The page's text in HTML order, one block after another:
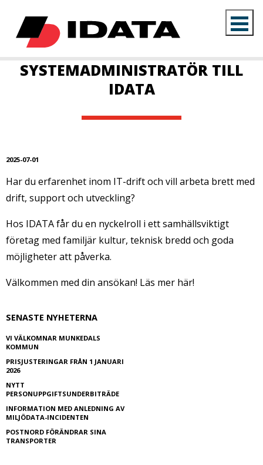
SYSTEMADMINISTRATÖR TILL
IDATA
2025-07-01
Har du erfarenhet inom IT-drift och vill arbeta brett med
drift, support och utveckling?
Hos IDATA får du en nyckelroll i ett samhällsviktigt
företag med familjär kultur, teknisk bredd och goda
möjligheter att påverka.
Välkommen med din ansökan! Läs mer här!
SENASTE NYHETERNA
VI VÄLKOMNAR MUNKEDALS
KOMMUN
PRISJUSTERINGAR FRÅN 1 JANUARI
2026
NYTT
PERSONUPPGIFTSUNDERBITRÄDE
INFORMATION MED ANLEDNING AV
MILJÖDATA-INCIDENTEN
POSTNORD FÖRÄNDRAR SINA
TRANSPORTER